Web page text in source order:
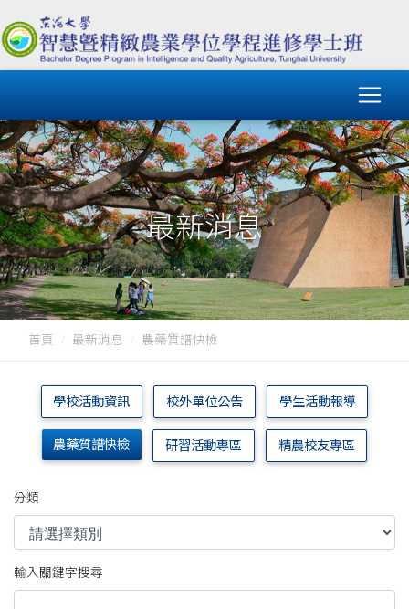
最新消息
首頁 最新消息 農藥質譜快檢
學校活動資訊 校外單位公告 學生活動報導
農藥質譜快檢 研習活動專區 精農校友專區
分類
輸入關鍵字搜尋